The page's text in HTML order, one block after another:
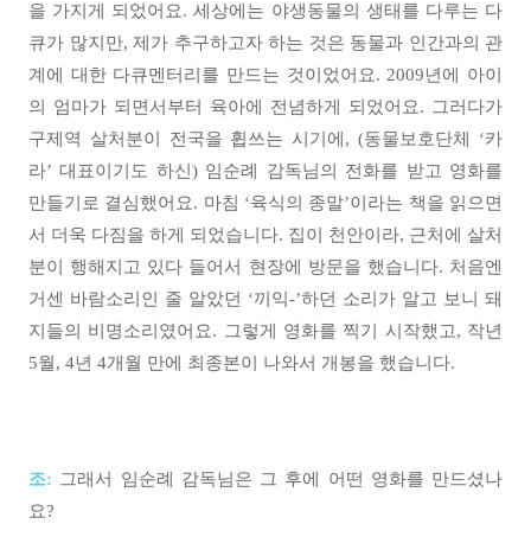
을 가지게 되었어요. 세상에는 야생동물의 생태를 다루는 다
큐가 많지만, 제가 추구하고자 하는 것은 동물과 인간과의 관
계에 대한 다큐멘터리를 만드는 것이었어요. 2009년에 아이
의 엄마가 되면서부터 육아에 전념하게 되었어요. 그러다가
구제역 살처분이 전국을 휩쓰는 시기에, (동물보호단체 ‘카
라’ 대표이기도 하신) 임순례 감독님의 전화를 받고 영화를
만들기로 결심했어요. 마침 ‘육식의 종말’이라는 책을 읽으면
서 더욱 다짐을 하게 되었습니다. 집이 천안이라, 근처에 살처
분이 행해지고 있다 들어서 현장에 방문을 했습니다. 처음엔
거센 바람소리인 줄 알았던 ‘끼익-’하던 소리가 알고 보니 돼
지들의 비명소리였어요. 그렇게 영화를 찍기 시작했고, 작년
5월, 4년 4개월 만에 최종본이 나와서 개봉을 했습니다.
조: 그래서 임순례 감독님은 그 후에 어떤 영화를 만드셨나
요?